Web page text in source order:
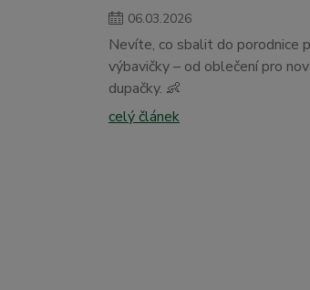
06.03.2026
Nevíte, co sbalit do porodnice
výbavičky – od oblečení pro
dupačky. 👶
celý článek